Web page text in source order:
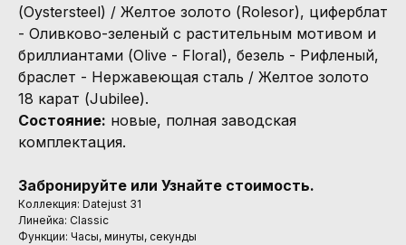
(Oystersteel) / Желтое золото (Rolesor), циферблат
- Оливково-зеленый с растительным мотивом и
бриллиантами (Olive - Floral), безель - Рифленый,
браслет - Нержавеющая сталь / Желтое золото
18 карат (Jubilee).
Состояние: новые, полная заводская
комплектация.
Забронируйте или Узнайте стоимость.
Коллекция: Datejust 31
Линейка: Classic
Функции: Часы, минуты, секунды